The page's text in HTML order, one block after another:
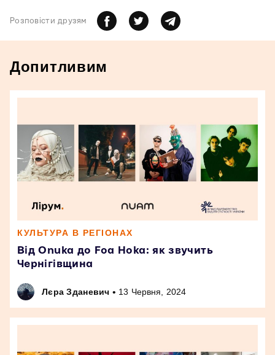
Розповiсти друзям
Допитливим
КУЛЬТУРА В РЕГІОНАХ
Від Onuka до Foa Hoka: як звучить
Чернігівщина
Лєра Зданевич • 13 Червня, 2024